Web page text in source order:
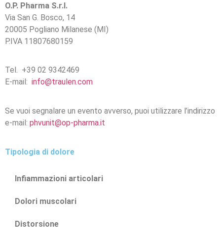
O.P. Pharma S.r.l.
Via San G. Bosco, 14
20005 Pogliano Milanese (MI)
P.IVA 11807680159
Tel. +39 02 9342469
E-mail: info@traulen.com
Se vuoi segnalare un evento avverso, puoi utilizzare l’indirizzo
e-mail: phvunit@op-pharma.it
Tipologia di dolore
Infiammazioni articolari
Dolori muscolari
Distorsione